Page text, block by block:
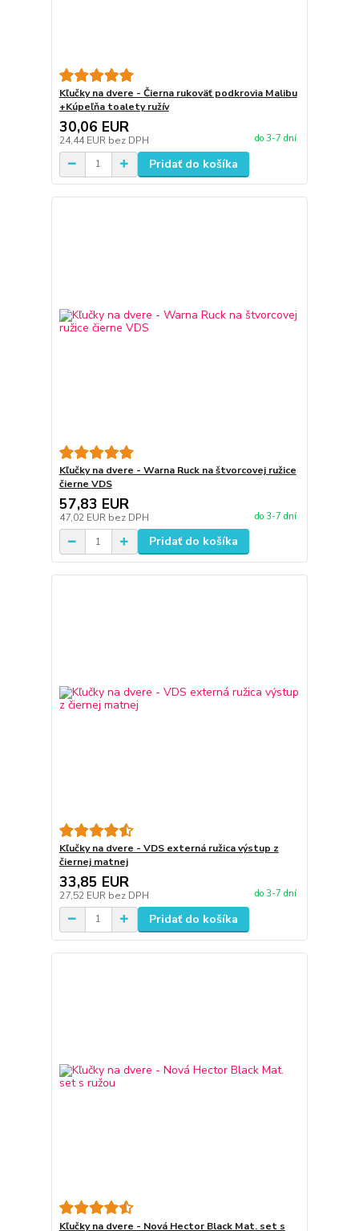
Kľučky na dvere - Čierna rukoväť podkrovia Malibu
+Kúpeľňa toalety ružív
30,06 EUR
24,44 EUR bez DPH do 3-7 dní
Pridať do košíka
Kľučky na dvere - Warna Ruck na štvorcovej ružice
čierne VDS
57,83 EUR
47,02 EUR bez DPH do 3-7 dní
Pridať do košíka
Kľučky na dvere - VDS externá ružica výstup z
čiernej matnej
33,85 EUR
27,52 EUR bez DPH do 3-7 dní
Pridať do košíka
Kľučky na dvere - Nová Hector Black Mat. set s